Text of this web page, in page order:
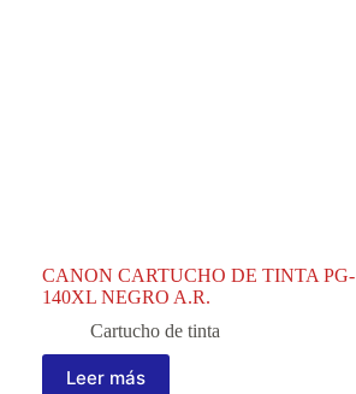
CANON CARTUCHO DE TINTA PG-
140XL NEGRO A.R.
Cartucho de tinta
Leer más